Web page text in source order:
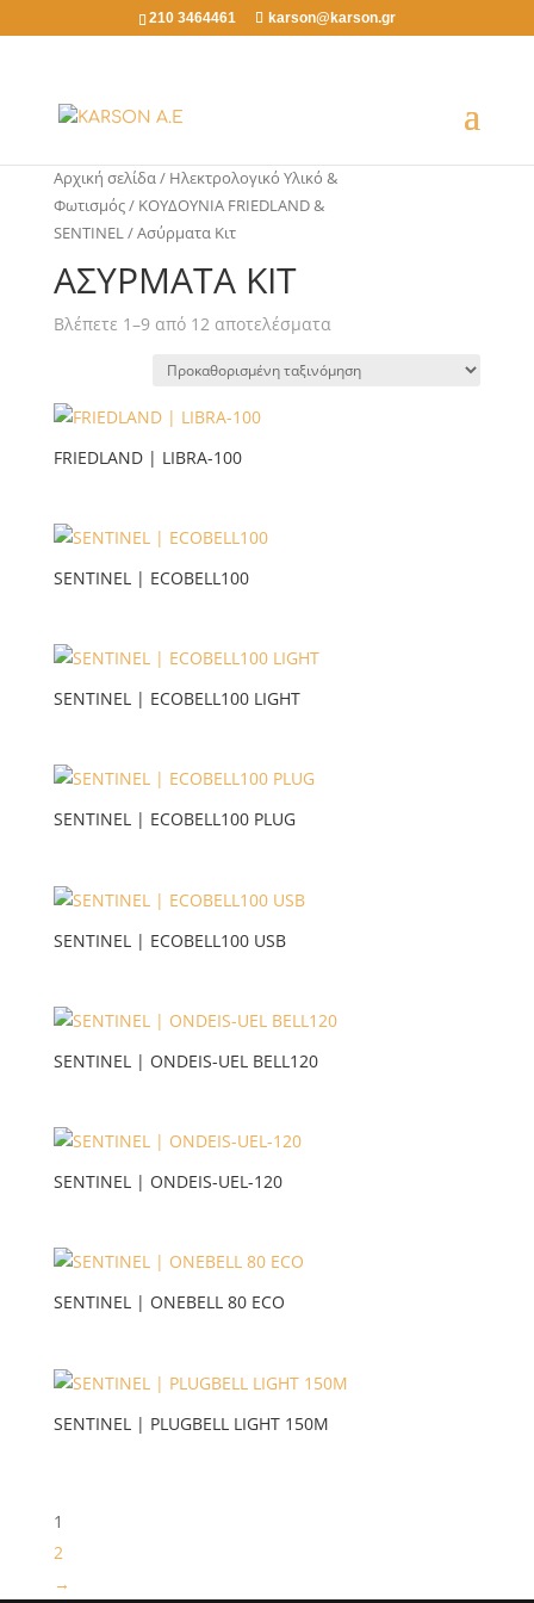
210 3464461 karson@karson.gr
Αρχική σελίδα/ Ηλεκτρολογικό Υλικό &
Φωτισμός/ ΚΟΥΔΟΥΝΙΑ FRIEDLAND &
SENTINEL/ Ασύρματα Κιτ
ΑΣΎΡΜΑΤΑ ΚΙΤ
Βλέπετε 1–9 από 12 αποτελέσματα
FRIEDLAND | LIBRA-100
SENTINEL | ECOBELL100
SENTINEL | ECOBELL100 LIGHT
SENTINEL | ECOBELL100 PLUG
SENTINEL | ECOBELL100 USB
SENTINEL | ONDEIS-UEL BELL120
SENTINEL | ONDEIS-UEL-120
SENTINEL | ONEBELL 80 ECO
SENTINEL | PLUGBELL LIGHT 150Μ
1
2
→